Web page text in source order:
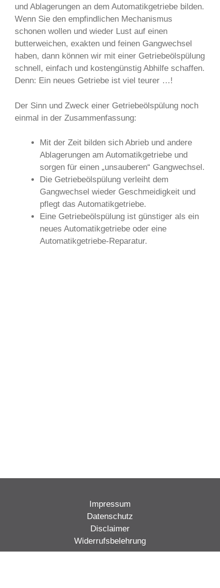
und Ablagerungen an dem Automatikgetriebe bilden.
Wenn Sie den empfindlichen Mechanismus
schonen wollen und wieder Lust auf einen
butterweichen, exakten und feinen Gangwechsel
haben, dann können wir mit einer Getriebeölspülung
schnell, einfach und kostengünstig Abhilfe schaffen.
Denn: Ein neues Getriebe ist viel teurer …!
Der Sinn und Zweck einer Getriebeölspülung noch
einmal in der Zusammenfassung:
Mit der Zeit bilden sich Abrieb und andere
Ablagerungen am Automatikgetriebe und
sorgen für einen „unsauberen“ Gangwechsel.
Die Getriebeölspülung verleiht dem
Gangwechsel wieder Geschmeidigkeit und
pflegt das Automatikgetriebe.
Eine Getriebeölspülung ist günstiger als ein
neues Automatikgetriebe oder eine
Automatikgetriebe-Reparatur.
Impressum
Datenschutz
Disclaimer
Widerrufsbelehrung